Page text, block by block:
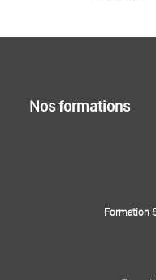
Nos formations
Formation